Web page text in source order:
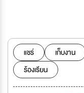
สนับสนุน งานบริการเพีย
ที่มีประสิทธิภาพ เราได้สร้
ประสบการณ์ในการใช้บุคล
แชร์ เก็บงาน
ร้องเรียน